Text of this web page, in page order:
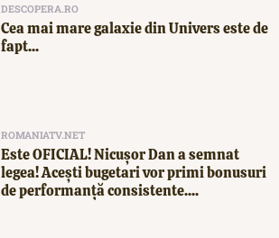
DESCOPERA.RO
Cea mai mare galaxie din Univers este de
fapt...
ROMANIATV.NET
Este OFICIAL! Nicușor Dan a semnat
legea! Acești bugetari vor primi bonusuri
de performanță consistente....